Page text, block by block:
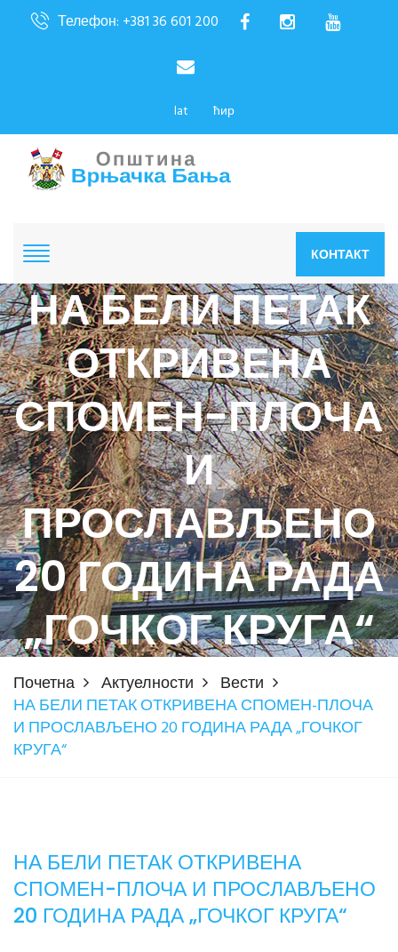
Телефон: +381 36 601 200
lat ћир
КОНТАКТ
НА БЕЛИ ПЕТАК
ОТКРИВЕНА
СПОМЕН-ПЛОЧА
И
ПРОСЛАВЉЕНО
20 ГОДИНА РАДА
„ГОЧКОГ КРУГА“
Почетна Актуелности
Вести
НА БЕЛИ ПЕТАК ОТКРИВЕНА СПОМЕН-ПЛОЧА
И ПРОСЛАВЉЕНО 20 ГОДИНА РАДА „ГОЧКОГ
КРУГА“
НА БЕЛИ ПЕТАК ОТКРИВЕНА
СПОМЕН-ПЛОЧА И ПРОСЛАВЉЕНО
20 ГОДИНА РАДА „ГОЧКОГ КРУГА“